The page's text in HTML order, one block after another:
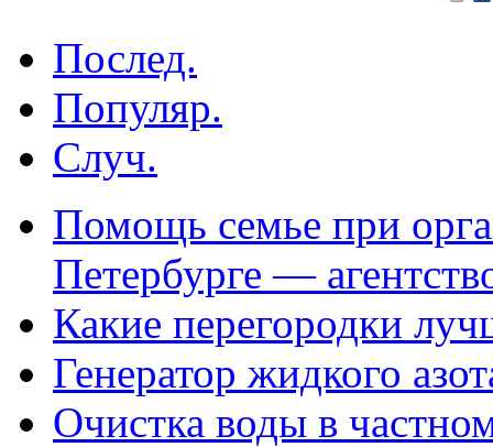
Послед.
Популяр.
Случ.
Помощь семье при
Петербурге —
Какие перегородки
Генератор жидкого
Очистка воды в